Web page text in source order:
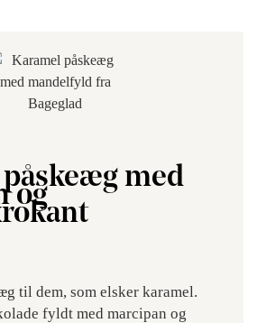
med
og
til dem, som elsker karamel.
fyldt med marcipan og